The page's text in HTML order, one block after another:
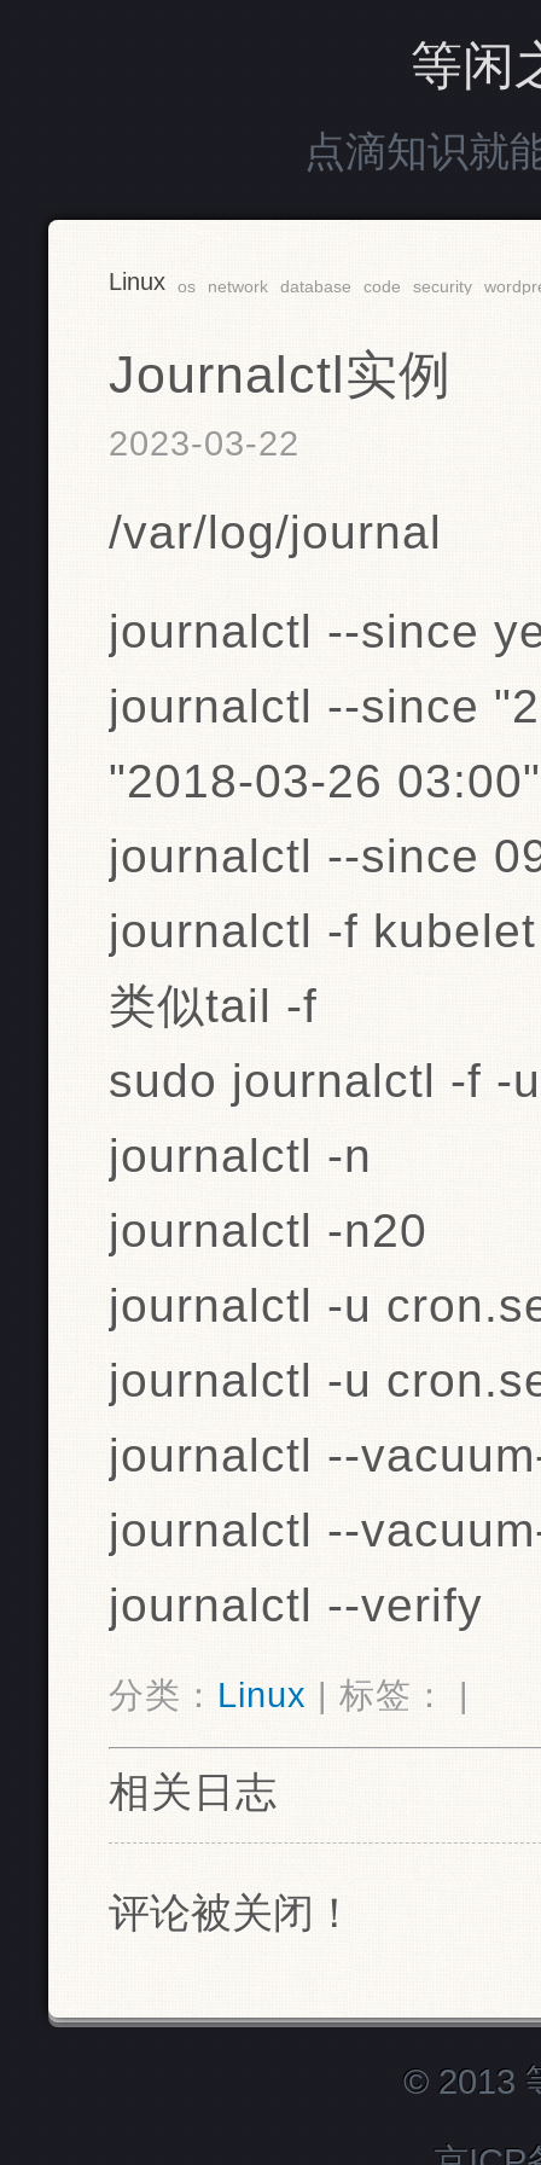
等闲
点滴知识就
Linux os network database code security
Journalctl实例
2023-03-22
/var/log/journal
journalctl --since
journalctl --since
"2018-03-26 03:00"
journalctl --since
journalctl -f kubelet
类似tail -f
sudo journalctl -f -
journalctl -n
journalctl -n20
journalctl -u
journalctl -u
journalctl --
journalctl --
journalctl --verify
分类： Linux | 标签： |
相关日志
评论被关闭！
© 2013